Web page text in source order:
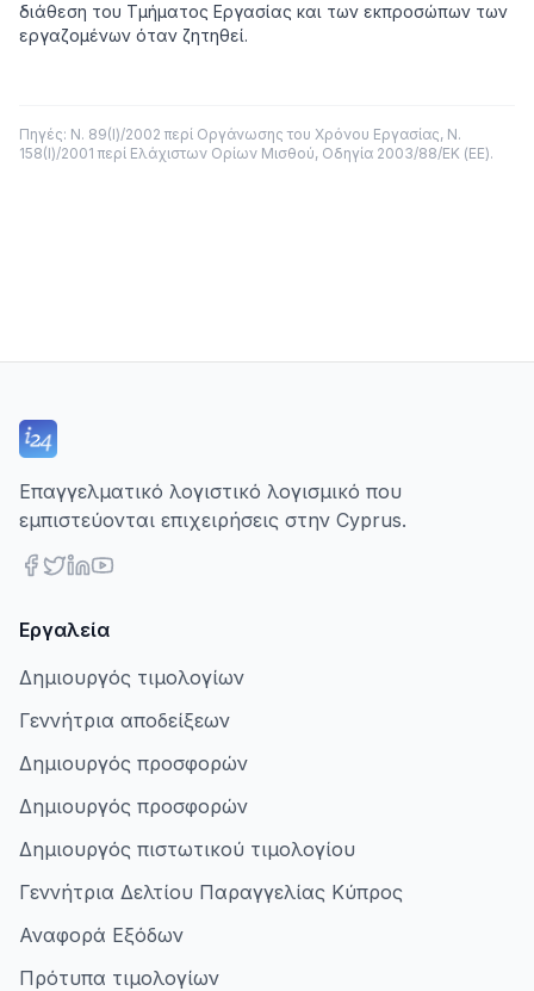
διάθεση του Τμήματος Εργασίας και των εκπροσώπων των
εργαζομένων όταν ζητηθεί.
Πηγές: Ν. 89(Ι)/2002 περί Οργάνωσης του Χρόνου Εργασίας, Ν.
158(Ι)/2001 περί Ελάχιστων Ορίων Μισθού, Οδηγία 2003/88/ΕΚ (ΕΕ).
Επαγγελματικό λογιστικό λογισμικό που
εμπιστεύονται επιχειρήσεις στην Cyprus.
Εργαλεία
Δημιουργός τιμολογίων
Γεννήτρια αποδείξεων
Δημιουργός προσφορών
Δημιουργός προσφορών
Δημιουργός πιστωτικού τιμολογίου
Γεννήτρια Δελτίου Παραγγελίας Κύπρος
Αναφορά Εξόδων
Πρότυπα τιμολογίων